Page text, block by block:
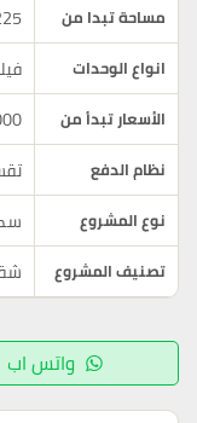
مساحة تبدا من 225
انواع الوحدات
الأسعار تبدأ من
نظام الدفع
نوع المشروع
تصنيف المشروع
واتس اب